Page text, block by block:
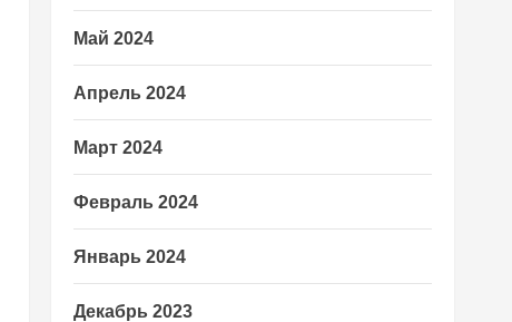
Май 2024
Апрель 2024
Март 2024
Февраль 2024
Январь 2024
Декабрь 2023